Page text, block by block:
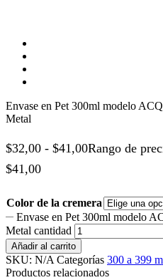
Envase en Pet 300ml modelo
Metal
$32,00 - $41,00Rango de
$41,00
Color de la cremera
Envase en Pet 300ml modelo
Metal cantidad
Añadir al carrito
SKU: N/A Categorías 300 a 399
Productos relacionados